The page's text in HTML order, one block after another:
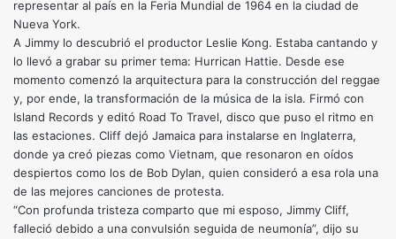
representar al país en la Feria Mundial de 1964 en la ciudad de
Nueva York.
A Jimmy lo descubrió el productor Leslie Kong. Estaba cantando y
lo llevó a grabar su primer tema: Hurrican Hattie. Desde ese
momento comenzó la arquitectura para la construcción del reggae
y, por ende, la transformación de la música de la isla. Firmó con
Island Records y editó Road To Travel, disco que puso el ritmo en
las estaciones. Cliff dejó Jamaica para instalarse en Inglaterra,
donde ya creó piezas como Vietnam, que resonaron en oídos
despiertos como los de Bob Dylan, quien consideró a esa rola una
de las mejores canciones de protesta.
“Con profunda tristeza comparto que mi esposo, Jimmy Cliff,
falleció debido a una convulsión seguida de neumonía”, dijo su